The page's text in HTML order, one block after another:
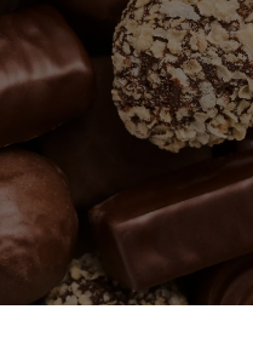
Забыли пароль?
ЗАПИСЬ